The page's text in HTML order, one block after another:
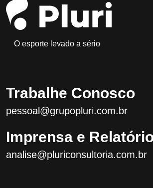
O esporte levado a sério
Trabalhe Conosco
pessoal@grupopluri.com.br
Imprensa e
analise@pluriconsultoria.com.br